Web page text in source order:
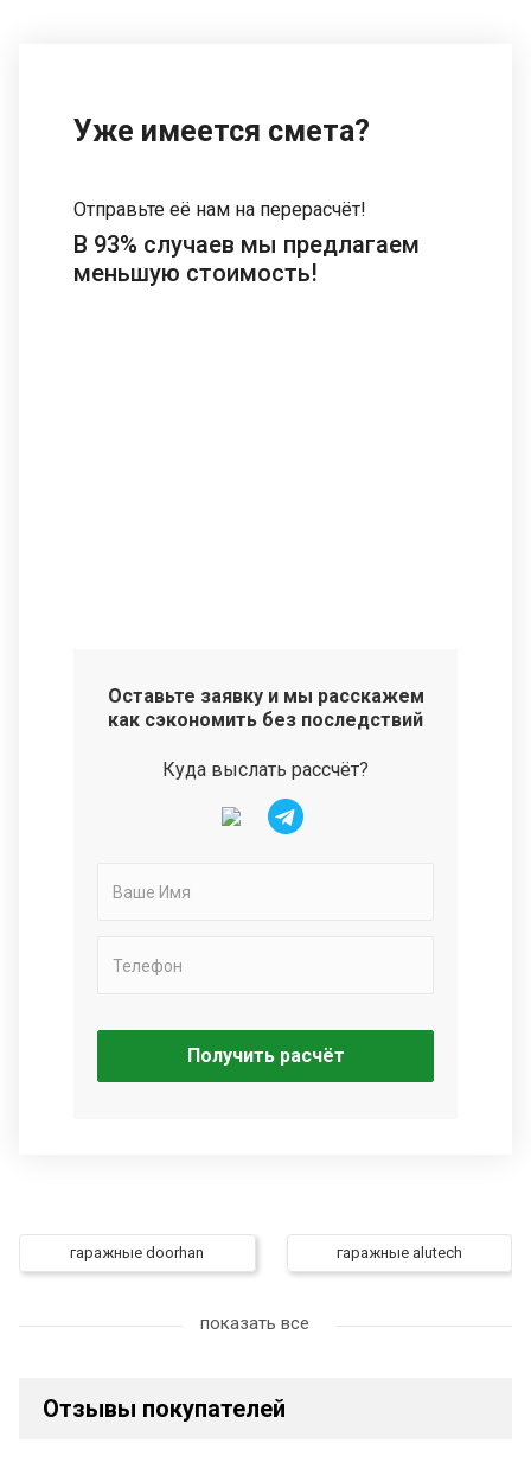
Уже имеется смета?
Отправьте её нам на перерасчёт!
В 93% случаев мы предлагаем
меньшую стоимость!
Оставьте заявку и мы расскажем
как сэкономить без последствий
Куда выслать рассчёт?
Получить расчёт
гаражные doorhan гаражные alutech
показать все
Отзывы покупателей